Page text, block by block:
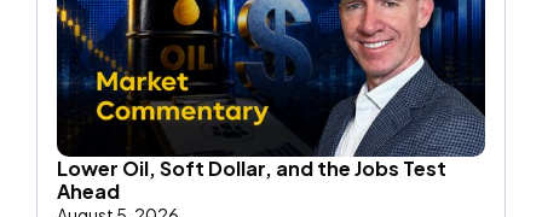
Lower Oil, Soft Dollar, and the Jobs Test
Ahead